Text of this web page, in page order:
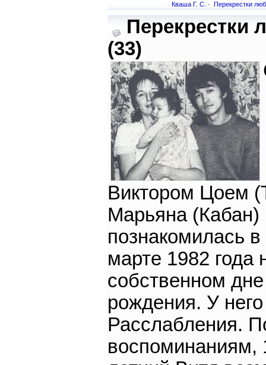
Кваша Г. С. · Перекрестки
Перекрестки
(33)
Виктором Цоем
Марьяна (Кабан)
познакомилась в
марте 1982 года
собственном дне
рождения. У него
Расслабления.
воспоминаниям,